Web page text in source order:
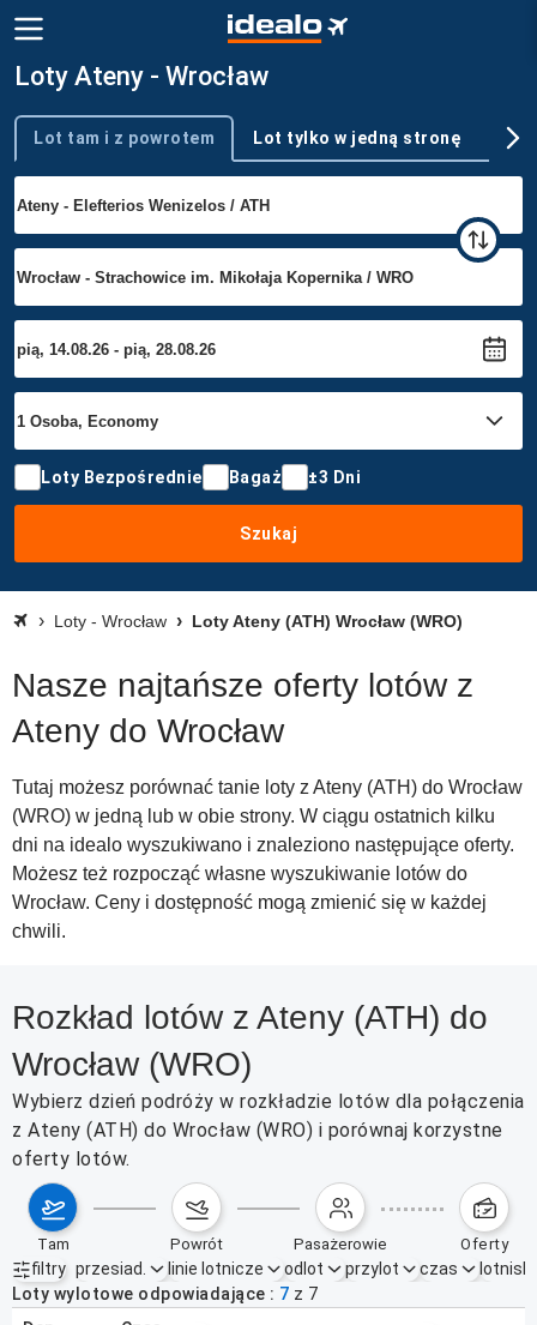
Loty Ateny - Wrocław
Typ podróży
Lot tam i z powrotem Lot tylko w jedną stronę
Loty Bezpośrednie Bagaż ±3 Dni
Szukaj
Loty - Wrocław Loty Ateny (ATH) Wrocław (WRO)
Nasze najtańsze oferty lotów z
Ateny do Wrocław
Tutaj możesz porównać tanie loty z Ateny (ATH) do Wrocław
(WRO) w jedną lub w obie strony. W ciągu ostatnich kilku
dni na idealo wyszukiwano i znaleziono następujące oferty.
Możesz też rozpocząć własne wyszukiwanie lotów do
Wrocław. Ceny i dostępność mogą zmienić się w każdej
chwili.
Rozkład lotów z Ateny (ATH) do
Wrocław (WRO)
Wybierz dzień podróży w rozkładzie lotów dla połączenia
z Ateny (ATH) do Wrocław (WRO) i porównaj korzystne
oferty lotów.
tam powrót pasażerowie oferty
filtry
Aktywne filtry brak
przesiad. linie lotnicze odlot przylot czas
Loty wylotowe odpowiadające
7 z 7